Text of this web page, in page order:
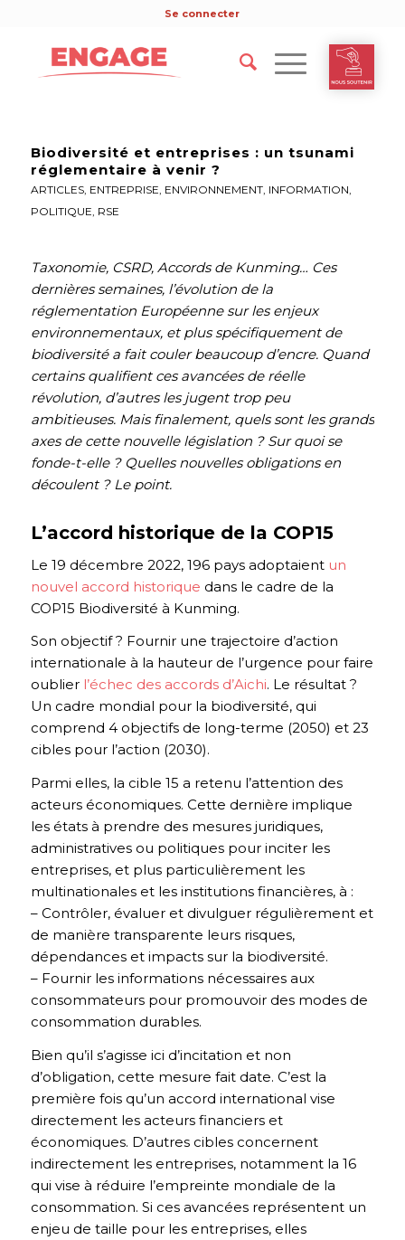
Se connecter
Biodiversité et entreprises : un tsunami
réglementaire à venir ?
ARTICLES, ENTREPRISE, ENVIRONNEMENT, INFORMATION,
POLITIQUE, RSE
Taxonomie, CSRD, Accords de Kunming… Ces
dernières semaines, l’évolution de la
réglementation Européenne sur les enjeux
environnementaux, et plus spécifiquement de
biodiversité a fait couler beaucoup d’encre. Quand
certains qualifient ces avancées de réelle
révolution, d’autres les jugent trop peu
ambitieuses. Mais finalement, quels sont les grands
axes de cette nouvelle législation ? Sur quoi se
fonde-t-elle ? Quelles nouvelles obligations en
découlent ? Le point.
L’accord historique de la COP15
Le 19 décembre 2022, 196 pays adoptaient un
nouvel accord historique dans le cadre de la
COP15 Biodiversité à Kunming.
Son objectif ? Fournir une trajectoire d’action
internationale à la hauteur de l’urgence pour faire
oublier l’échec des accords d’Aichi. Le résultat ?
Un cadre mondial pour la biodiversité, qui
comprend 4 objectifs de long-terme (2050) et 23
cibles pour l’action (2030).
Parmi elles, la cible 15 a retenu l’attention des
acteurs économiques. Cette dernière implique
les états à prendre des mesures juridiques,
administratives ou politiques pour inciter les
entreprises, et plus particulièrement les
multinationales et les institutions financières, à :
– Contrôler, évaluer et divulguer régulièrement et
de manière transparente leurs risques,
dépendances et impacts sur la biodiversité.
– Fournir les informations nécessaires aux
consommateurs pour promouvoir des modes de
consommation durables.
Bien qu’il s’agisse ici d’incitation et non
d’obligation, cette mesure fait date. C’est la
première fois qu’un accord international vise
directement les acteurs financiers et
économiques. D’autres cibles concernent
indirectement les entreprises, notamment la 16
qui vise à réduire l’empreinte mondiale de la
consommation. Si ces avancées représentent un
enjeu de taille pour les entreprises, elles